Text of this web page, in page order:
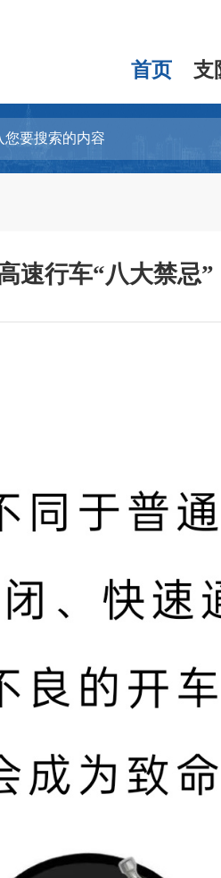
首页 支
速行车“八大禁忌”